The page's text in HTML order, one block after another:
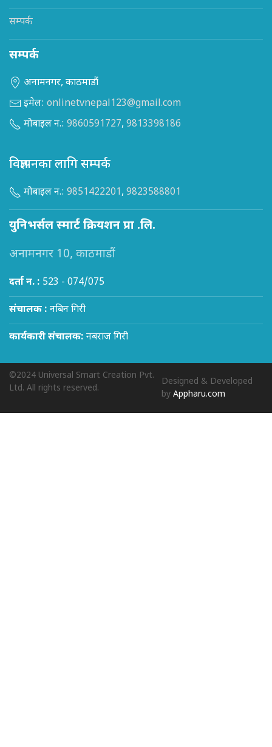
सम्पर्क
सम्पर्क
अनामनगर, काठमाडौं
इमेल: onlinetvnepal123@gmail.com
मोबाइल न.: 9860591727, 9813398186
विज्ञापनका लागि सम्पर्क
मोबाइल न.: 9851422201, 9823588801
युनिभर्सल स्मार्ट क्रियशन प्रा .लि.
अनामनगर 10, काठमाडौं
दर्ता न. : 523 - 074/075
संचालक : नबिन गिरी
कार्यकारी संचालक: नबराज गिरी
©2024 Universal Smart Creation Pvt.
Ltd. All rights reserved.
Designed & Developed
byAppharu.com